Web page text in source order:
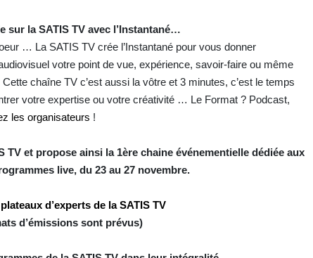
la SATIS TV avec l’Instantané…
… La SATIS TV crée l’Instantané pour vous donner
votre point de vue, expérience, savoir-faire ou même
chaîne TV c’est aussi la vôtre et 3 minutes, c’est le temps
votre expertise ou votre créativité … Le Format ? Podcast,
les organisateurs !
TV et propose ainsi la 1ère chaine événementielle dédiée aux
live, du 23 au 27 novembre.
d’experts de la SATIS TV
d’émissions sont prévus)